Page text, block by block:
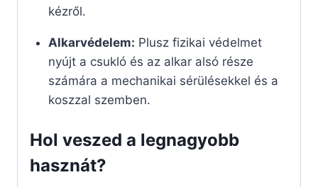
kézről.
Alkarvédelem: Plusz fizikai védelmet
nyújt a csukló és az alkar alsó része
számára a mechanikai sérülésekkel és a
koszzal szemben.
Hol veszed a legnagyobb
hasznát?